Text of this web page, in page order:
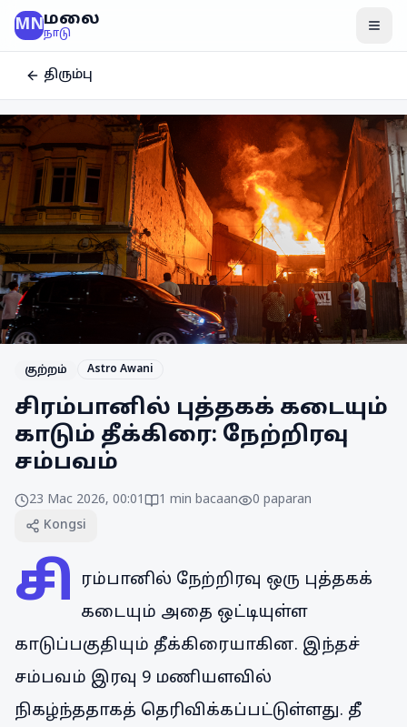
MNமலை
நாடு
திரும்பு
குற்றம் Astro Awani
சிரம்பானில் புத்தகக் கடையும்
காடும் தீக்கிரை: நேற்றிரவு
சம்பவம்
23 Mac 2026, 00:01 1 min bacaan 0 paparan
Kongsi
சி
ரம்பானில் நேற்றிரவு ஒரு புத்தகக்
கடையும் அதை ஒட்டியுள்ள
காடுப்பகுதியும் தீக்கிரையாகின. இந்தச்
சம்பவம் இரவு 9 மணியளவில்
நிகழ்ந்ததாகத் தெரிவிக்கப்பட்டுள்ளது. தீ